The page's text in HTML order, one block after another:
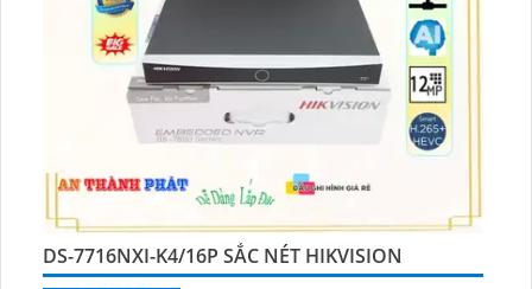
DS-7716NXI-K4/16P SẮC NÉT HIKVISION